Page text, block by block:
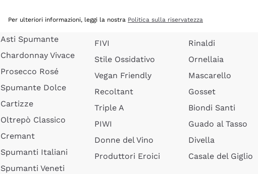
Lambrusco Vivace
Asti Spumante
Chardonnay Vivace
Prosecco Rosé
Spumante Dolce
Cartizze
Oltrepò Classico
Cremant
Spumanti Italiani
Spumanti Veneti
FIVI
Stile Ossidativo
Vegan Friendly
Recoltant
Triple A
PIWI
Donne del Vino
Produttori Eroici
Rinaldi
Ornellaia
Mascarello
Gosset
Biondi Santi
Guado al Tasso
Divella
Casale del Giglio
Per ulteriori informazioni, leggi la nostra Politica sulla riservatezza